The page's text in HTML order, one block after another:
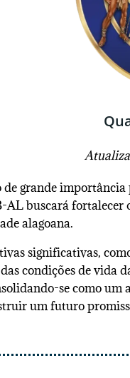
grande
buscará fortalecer
alagoana.
significativas,
condições de
se como
um futuro